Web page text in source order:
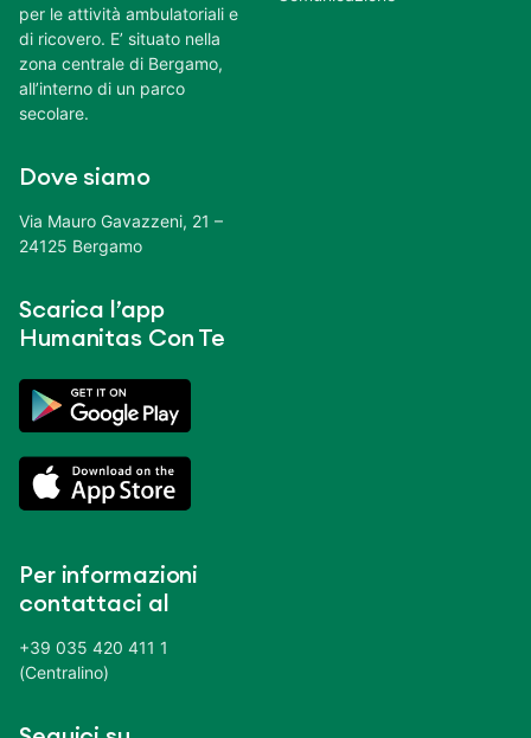
per le attività ambulatoriali e
di ricovero. E’ situato nella
zona centrale di Bergamo,
all’interno di un parco
secolare.
Dove siamo
Via Mauro Gavazzeni, 21 –
24125 Bergamo
Scarica l’app
Humanitas Con Te
Per informazioni
contattaci al
+39 035 420 411 1
(Centralino)